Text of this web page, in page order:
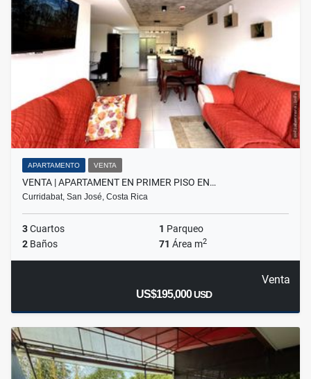
APARTAMENTO VENTA
VENTA | APARTAMENT EN PRIMER PISO EN…
Curridabat, San José, Costa Rica
3Cuartos 1 Parqueo
2 Baños 71 Área m2
Venta
US$195,000USD